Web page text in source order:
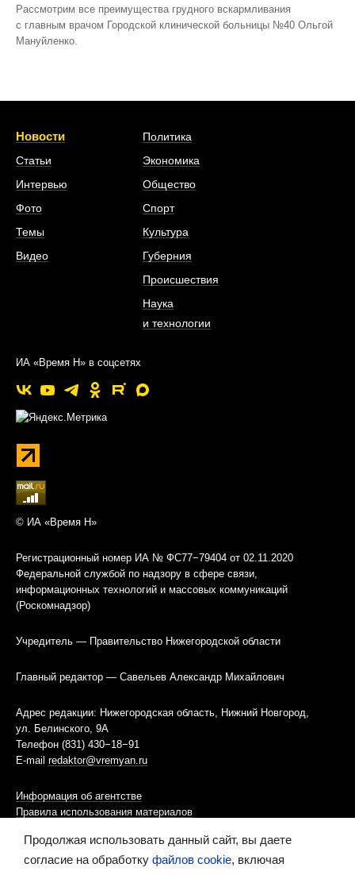
Рассмотрим все преимущества грудного вскармливания
с главным врачом Городской клинической больницы №40 Ольгой
Мануйленко.
Новости
Статьи
Интервью
Фото
Темы
Видео
Политика
Экономика
Общество
Спорт
Культура
Губерния
Происшествия
Наука
и технологии
ИА «Время Н» в соцсетях
© ИА «Время Н»
Регистрационный номер ИА № ФС77−79404 от 02.11.2020
Федеральной службой по надзору в сфере связи,
информационных технологий и массовых коммуникаций
(Роскомнадзор)
Учредитель — Правительство Нижегородской области
Главный редактор — Савельев Александр Михайлович
Адрес редакции: Нижегородская область, Нижний Новгород,
ул. Белинского, 9А
Телефон (831) 430−18−91
E-mail redaktor@vremyan.ru
Информация об агентстве
Правила использования материалов
Информационная политика использования «cookies»-файлов
Продолжая использовать данный сайт, вы даете
согласие на обработку файлов cookie, включая